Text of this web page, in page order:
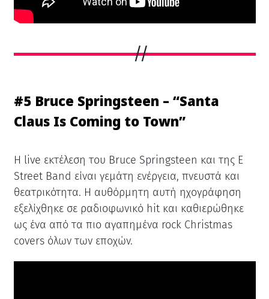
#5 Bruce Springsteen – “Santa
Claus Is Coming to Town”
Η live εκτέλεση του Bruce Springsteen και της E
Street Band είναι γεμάτη ενέργεια, πνευστά και
θεατρικότητα. Η αυθόρμητη αυτή ηχογράφηση
εξελίχθηκε σε ραδιοφωνικό hit και καθιερώθηκε
ως ένα από τα πιο αγαπημένα rock Christmas
covers όλων των εποχών.